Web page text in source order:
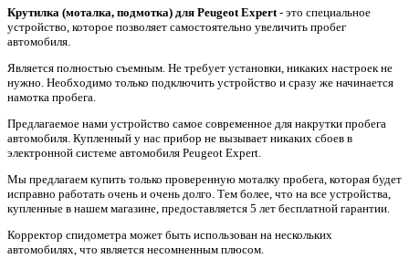
Крутилка (моталка, подмотка) для Peugeot Expert - это специальное
устройство, которое позволяет самостоятельно увеличить пробег
автомобиля.
Является полностью съемным. Не требует установки, никаких настроек не
нужно. Необходимо только подключить устройство и сразу же начинается
намотка пробега.
Предлагаемое нами устройство самое современное для накрутки пробега
автомобиля. Купленный у нас прибор не вызывает никаких сбоев в
электронной системе автомобиля Peugeot Expert.
Мы предлагаем купить только проверенную моталку пробега, которая будет
исправно работать очень и очень долго. Тем более, что на все устройства,
купленные в нашем магазине, предоставляется 5 лет бесплатной гарантии.
Корректор спидометра может быть использован на нескольких
автомобилях, что является несомненным плюсом.